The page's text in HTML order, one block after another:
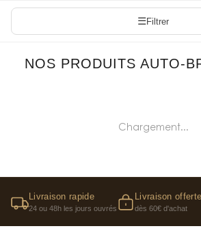
☰Filtrer
NOS PRODUITS AUTO-
Chargement...
Livraison rapide
24 ou 48h les jours ouvrés
Livraison offerte
dès 60€ d'achat